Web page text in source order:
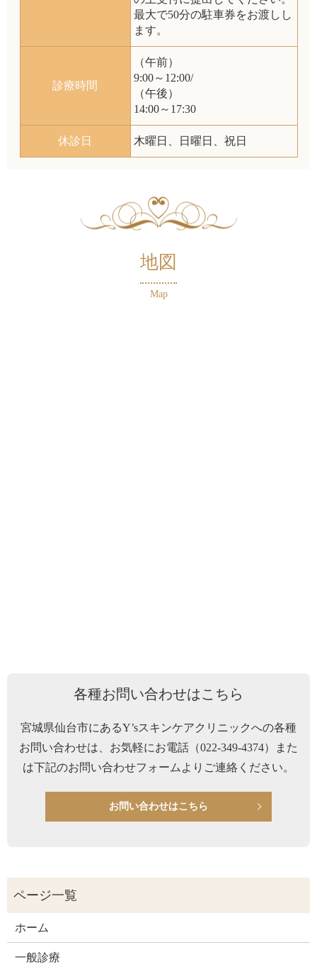
最大で50分の駐車券をお渡しし
ます。
診療時間
（午前）
9:00～12:00/
（午後）
14:00～17:30
休診日 木曜日、日曜日、祝日
地図
Map
各種お問い合わせはこちら
宮城県仙台市にあるY’sスキンケアクリニックへの各種
お問い合わせは、お気軽にお電話（022-349-4374）また
は下記のお問い合わせフォームよりご連絡ください。
お問い合わせはこちら
ホーム
一般診療